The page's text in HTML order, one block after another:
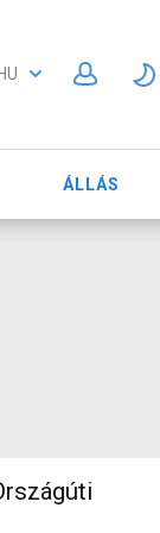
ÁLLÁS